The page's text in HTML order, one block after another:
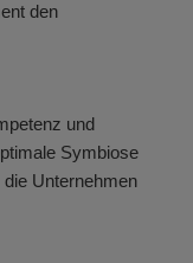
den
und
Symbiose
Unternehmen